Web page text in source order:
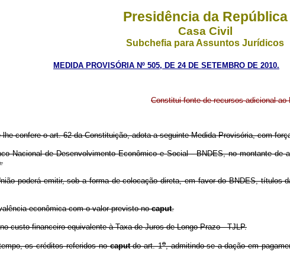
Presidência da República
Casa Civil
Subchefia para Assuntos Jurídicos
MEDIDA PROVISÓRIA Nº 505, DE 24 DE SETEMBRO DE 2010.
Constitui fonte de recursos adicional
confere o art. 62 da Constituição, adota a seguinte Medida Provisória, com
Nacional de Desenvolvimento Econômico e Social - BNDES, no montante de
poderá emitir, sob a forma de colocação direta, em favor do BNDES, títulos
econômica com o valor previsto nocaput.
custo financeiro equivalente à Taxa de Juros de Longo Prazo - TJLP.
os créditos referidos nocaputdo art. 1o, admitindo-se a dação em